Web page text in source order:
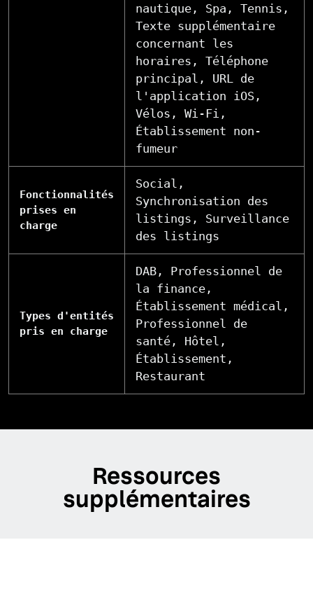
nautique, Spa, Tennis,
Texte supplémentaire
concernant les
horaires, Téléphone
principal, URL de
l'application iOS,
Vélos, Wi-Fi,
Établissement non-
fumeur
Fonctionnalités
prises en
charge
Social,
Synchronisation des
listings, Surveillance
des listings
Types d'entités
pris en charge
DAB, Professionnel de
la finance,
Établissement médical,
Professionnel de
santé, Hôtel,
Établissement,
Restaurant
Ressources
supplémentaires